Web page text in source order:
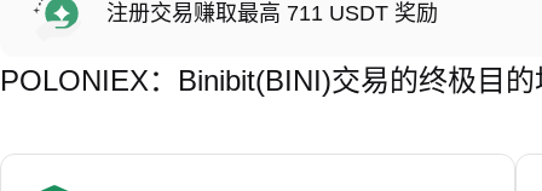
注册交易赚取最高 711 USDT 奖励
POLONIEX：Binibit(BINI)交易的终极目的